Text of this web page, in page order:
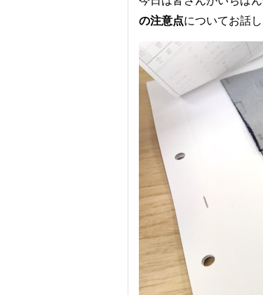
の注意点についてお話し